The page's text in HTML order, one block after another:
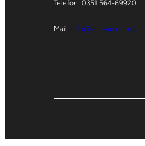
Telefon: 0351 564-69920
Mail: info@ler-sachsen.de